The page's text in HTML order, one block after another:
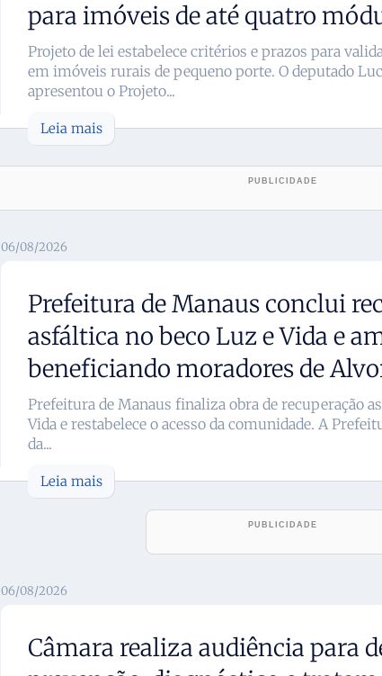
para imóveis de até quatro
Projeto de lei estabelece critérios e prazos para
em imóveis rurais de pequeno porte. O deputado
apresentou o Projeto...
Leia mais
06/08/2026
Prefeitura de Manaus conclui
asfáltica no beco Luz e Vida e
beneficiando moradores de
Prefeitura de Manaus finaliza obra de recuperação
Vida e restabelece o acesso da comunidade. A
da...
Leia mais
06/08/2026
Câmara realiza audiência para